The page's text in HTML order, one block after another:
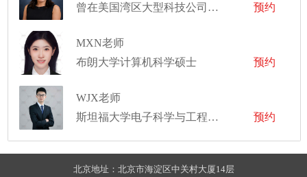
曾在美国湾区大型科技公司担任硬件工程师
预约
MXN老师
布朗大学计算机科学硕士
预约
WJX老师
斯坦福大学电子科学与工程硕士，斯坦福大学应用物理和电子工程博士
预约
北京地址：北京市海淀区中关村大厦14层